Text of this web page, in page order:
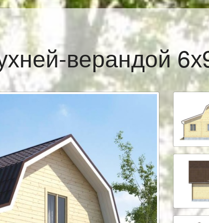
верандой